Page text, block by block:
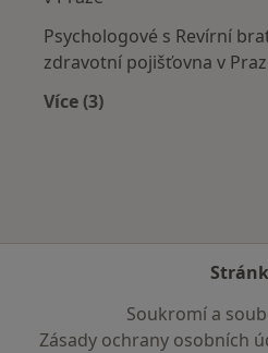
Psychologové s Revírní
zdravotní pojišťovna v
Více (3)
Soukromí a
Zásady ochrany osobních